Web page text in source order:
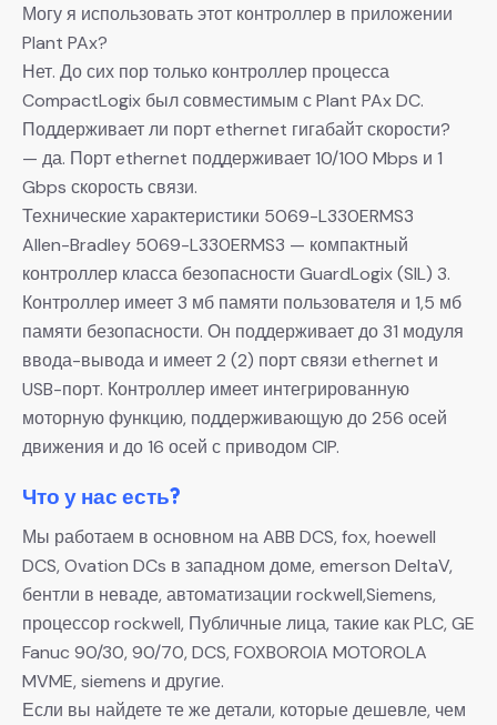
Могу я использовать этот контроллер в приложении
Plant PAx?
Нет. До сих пор только контроллер процесса
CompactLogix был совместимым с Plant PAx DC.
Поддерживает ли порт ethernet гигабайт скорости?
— да. Порт ethernet поддерживает 10/100 Mbps и 1
Gbps скорость связи.
Технические характеристики 5069-L330ERMS3
Allen-Bradley 5069-L330ERMS3 — компактный
контроллер класса безопасности GuardLogix (SIL) 3.
Контроллер имеет 3 мб памяти пользователя и 1,5 мб
памяти безопасности. Он поддерживает до 31 модуля
ввода-вывода и имеет 2 (2) порт связи ethernet и
USB-порт. Контроллер имеет интегрированную
моторную функцию, поддерживающую до 256 осей
движения и до 16 осей с приводом CIP.
Что у нас есть?
Мы работаем в основном на ABB DCS, fox, hoewell
DCS, Ovation DCs в западном доме, emerson DeltaV,
бентли в неваде, автоматизации rockwell,Siemens,
процессор rockwell, Публичные лица, такие как PLC, GE
Fanuc 90/30, 90/70, DCS, FOXBOROIA MOTOROLA
MVME, siemens и другие.
Если вы найдете те же детали, которые дешевле, чем